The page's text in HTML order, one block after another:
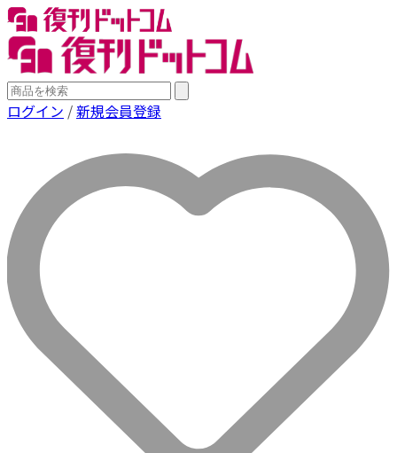
ログイン /新規会員登録